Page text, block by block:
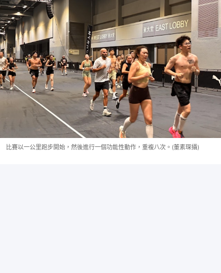
比賽以一公里跑步開始，然後進行一個功能性動作，重複八次。(董素琛攝)